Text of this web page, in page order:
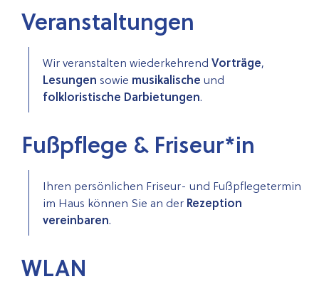
Veranstaltungen
Wir veranstalten wiederkehrend Vorträge,
Lesungen sowie musikalische und
folkloristische Darbietungen.
Fußpflege & Friseur*in
Ihren persönlichen Friseur- und Fußpflegetermin
im Haus können Sie an der Rezeption
vereinbaren.
WLAN